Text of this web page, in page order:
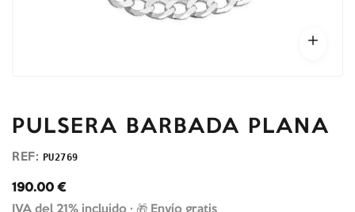
PULSERA BARBADA PLANA
REF: PU2769
190.00 €
IVA del 21% incluido · 🎁 Envío gratis